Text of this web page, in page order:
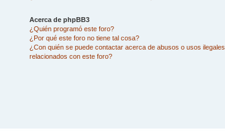
Acerca de phpBB3
¿Quién programó este foro?
¿Por qué este foro no tiene tal cosa?
¿Con quién se puede contactar acerca de abusos o usos ilegales
relacionados con este foro?